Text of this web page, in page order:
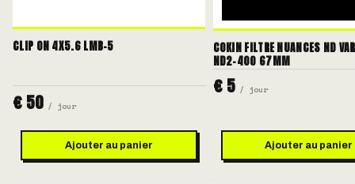
CLIP ON 4X5.6 LMB-5
€ 50 / jour
Ajouter au panier
COKIN FILTRE NUANCES ND
ND2-400 67MM
€ 5 / jour
Ajouter au panier